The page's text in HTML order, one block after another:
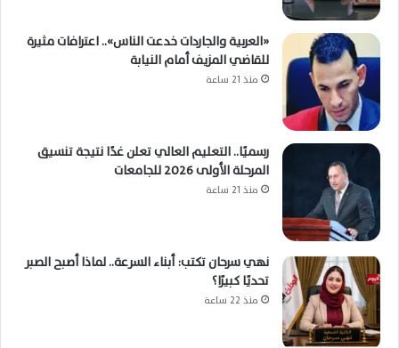
«العربية والجاردات خدعت الناس».. اعترافات مثيرة
للقاضي المزيف أمام النيابة
منذ 21 ساعة
رسميًا.. التعليم العالي تعلن غدًا نتيجة تنسيق
المرحلة الأولى 2026 للجامعات
منذ 21 ساعة
نهي سرحان تكتب: أبناء السرعة.. لماذا أصبح الصبر
تحديًا كبيرًا؟
منذ 22 ساعة